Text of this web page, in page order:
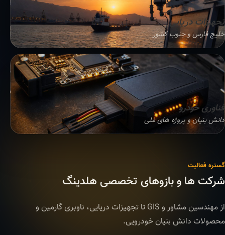
تجهیزات دریایی
خلیج فارس و جنوب کشور
فناوری خودرو
دانش بنیان و پروژه های ملی
گستره فعالیت
شرکت ها و بازوهای تخصصی هلدینگ
از مهندسین مشاور و GIS تا تجهیزات دریایی، ناوبری گارمین و
محصولات دانش بنیان خودرویی.